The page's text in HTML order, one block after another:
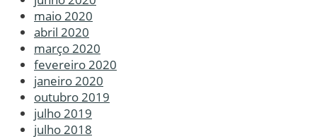
maio 2020
abril 2020
março 2020
fevereiro 2020
janeiro 2020
outubro 2019
julho 2019
julho 2018